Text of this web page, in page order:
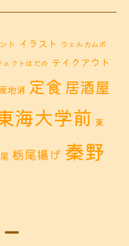
ト イラスト ウェルカムボ
クトはだの テイクアウト
地消 定食 居酒屋
海大学前 東
栃尾揚げ 秦野